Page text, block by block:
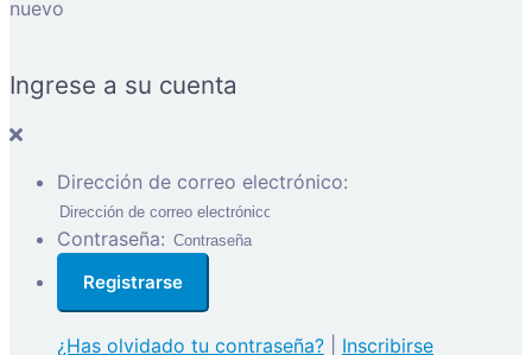
nuevo
Ingrese a su cuenta
Dirección de correo electrónico:
Contraseña:
¿Has olvidado tu contraseña?
Inscribirse